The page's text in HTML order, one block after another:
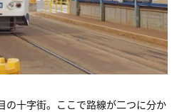
の十字街。ここで路線が二つに分か